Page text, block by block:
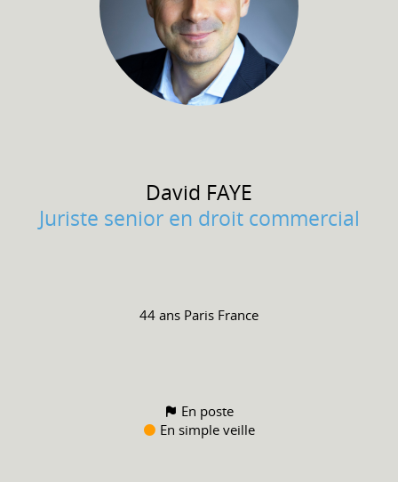
David FAYE
Juriste senior en droit commercial
44 ans Paris France
En poste
En simple veille